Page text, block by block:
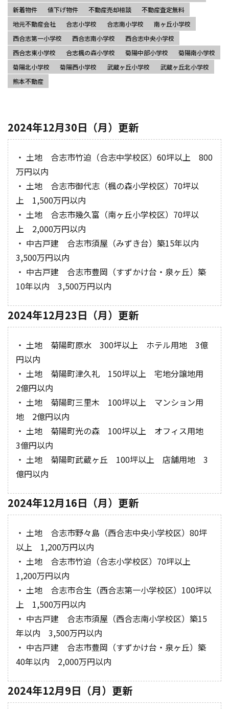
新着物件
値下げ物件 不動産売却相談
不動産査定無料
地元不動産会社
合志小学校 合志南小学校
南ヶ丘小学校
西合志第一小学校
西合志南小学校
西合志中央小学校
西合志東小学校
合志楓の森小学校 菊陽中部小学校
菊陽南小学校
菊陽北小学校
菊陽西小学校 武蔵ヶ丘小学校
武蔵ヶ丘北小学校
熊本不動産
2024年12月30日（月）更新
・ 土地 合志市竹迫（合志中学校区）60坪以上 800
万円以内
・ 土地 合志市御代志（楓の森小学校区）70坪以
上 1,500万円以内
・ 土地 合志市幾久富（南ヶ丘小学校区）70坪以
上 2,000万円以内
・ 中古戸建 合志市須屋（みずき台）築15年以内
3,500万円以内
・ 中古戸建 合志市豊岡（すずかけ台・泉ヶ丘）築
10年以内 3,500万円以内
2024年12月23日（月）更新
・ 土地 菊陽町原水 300坪以上 ホテル用地 3億
円以内
・ 土地 菊陽町津久礼 150坪以上 宅地分譲地用
2億円以内
・ 土地 菊陽町三里木 100坪以上 マンション用
地 2億円以内
・ 土地 菊陽町光の森 100坪以上 オフィス用地
3億円以内
・ 土地 菊陽町武蔵ヶ丘 100坪以上 店舗用地 3
億円以内
2024年12月16日（月）更新
・ 土地 合志市野々島（西合志中央小学校区）80坪
以上 1,200万円以内
・ 土地 合志市竹迫（合志小学校区）70坪以上
1,200万円以内
・ 土地 合志市合生（西合志第一小学校区）100坪以
上 1,500万円以内
・ 中古戸建 合志市須屋（西合志南小学校区）築15
年以内 3,500万円以内
・ 中古戸建 合志市豊岡（すずかけ台・泉ヶ丘）築
40年以内 2,000万円以内
2024年12月9日（月）更新